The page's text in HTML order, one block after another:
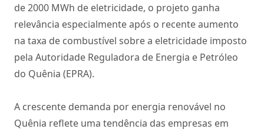
de 2000 MWh de eletricidade, o projeto ganha
relevância especialmente após o recente aumento
na taxa de combustível sobre a eletricidade imposto
pela Autoridade Reguladora de Energia e Petróleo
do Quênia (EPRA).
A crescente demanda por energia renovável no
Quênia reflete uma tendência das empresas em